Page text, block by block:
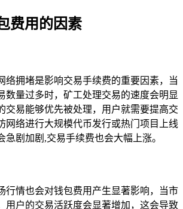
费用的因素
络拥堵是影响交易手续费的重要因素，当
数量过多时，矿工处理交易的速度会明显
交易能够优先被处理，用户就需要提高交
网络进行大规模代币发行或热门项目上线
急剧加剧,交易手续费也会大幅上涨。
行情也会对钱包费用产生显著影响，当市
用户的交易活跃度会显著增加，这会导致